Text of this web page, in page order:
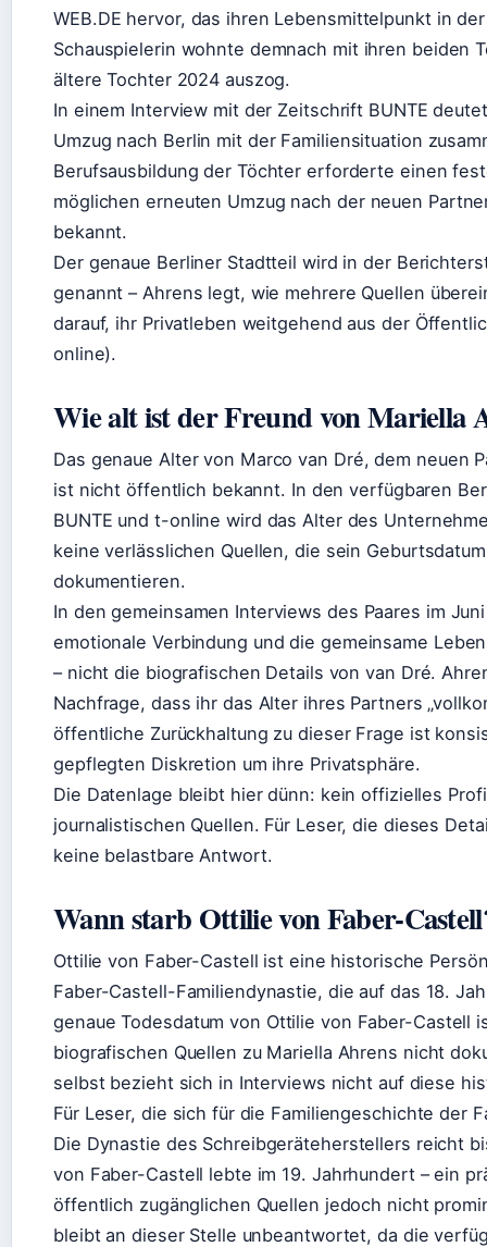
WEB.DE hervor, das ihren Lebensmittelpunkt in
Schauspielerin wohnte demnach mit ihren beiden
ältere Tochter 2024 auszog.
In einem Interview mit der Zeitschrift BUNTE
Umzug nach Berlin mit der Familiensituation
Berufsausbildung der Töchter erforderte einen
möglichen erneuten Umzug nach der neuen
bekannt.
Der genaue Berliner Stadtteil wird in der
genannt – Ahrens legt, wie mehrere Quellen
darauf, ihr Privatleben weitgehend aus der
online).
Wie alt ist der Freund von Mariella
Das genaue Alter von Marco van Dré, dem neuen
ist nicht öffentlich bekannt. In den verfügbaren
BUNTE und t-online wird das Alter des
keine verlässlichen Quellen, die sein
dokumentieren.
In den gemeinsamen Interviews des Paares im
emotionale Verbindung und die gemeinsame
– nicht die biografischen Details von van Dré.
Nachfrage, dass ihr das Alter ihres Partners
öffentliche Zurückhaltung zu dieser Frage ist
gepflegten Diskretion um ihre Privatsphäre.
Die Datenlage bleibt hier dünn: kein offizielles
journalistischen Quellen. Für Leser, die dieses
keine belastbare Antwort.
Wann starb Ottilie von Faber-
Ottilie von Faber-Castell ist eine historische
Faber-Castell-Familiendynastie, die auf das 18.
genaue Todesdatum von Ottilie von Faber-Castell
biografischen Quellen zu Mariella Ahrens nicht
selbst bezieht sich in Interviews nicht auf diese
Für Leser, die sich für die Familiengeschichte der
Die Dynastie des Schreibgeräteherstellers reicht
von Faber-Castell lebte im 19. Jahrhundert – ein
öffentlich zugänglichen Quellen jedoch nicht
bleibt an dieser Stelle unbeantwortet, da die